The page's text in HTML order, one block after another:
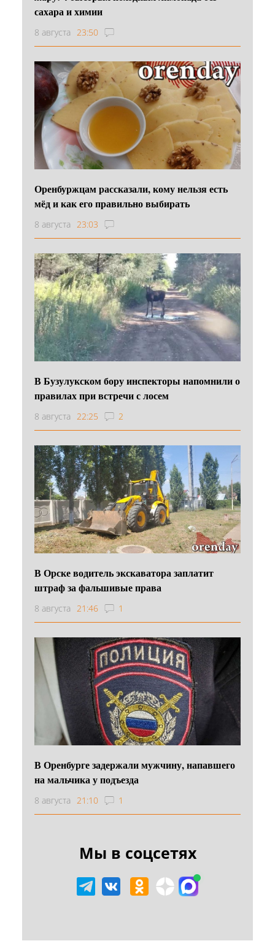
сахара и химии
8 августа 23:50
Оренбуржцам рассказали, кому нельзя есть
мёд и как его правильно выбирать
8 августа 23:03
В Бузулукском бору инспекторы напомнили о
правилах при встречи с лосем
8 августа 22:25 2
В Орске водитель экскаватора заплатит
штраф за фальшивые права
8 августа 21:46 1
В Оренбурге задержали мужчину, напавшего
на мальчика у подъезда
8 августа 21:10 1
Мы в соцсетях